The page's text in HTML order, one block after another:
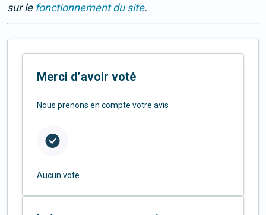
sur le fonctionnement du site.
Merci d’avoir voté
Nous prenons en compte votre avis
Aucun vote